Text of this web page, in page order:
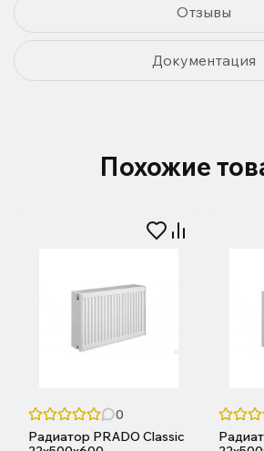
Отзывы
Документация
Похожие
0
Радиатор PRADO Classic